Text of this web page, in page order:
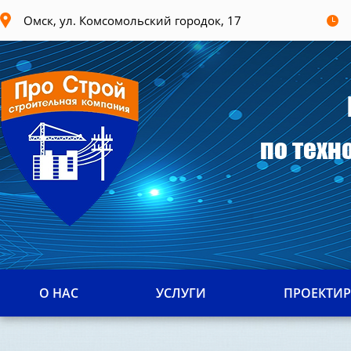
Омск, ул. Комсомольский городок, 17
по
О НАС УСЛУГИ